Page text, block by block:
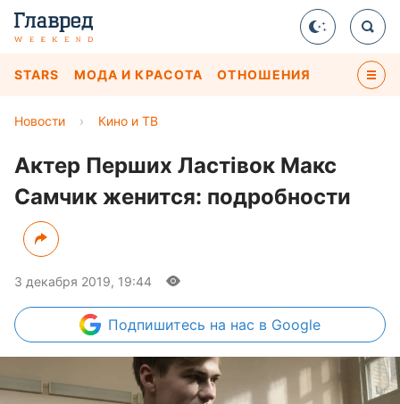
STARS МОДА И КРАСОТА ОТНОШЕНИЯ
Новости › Кино и ТВ
Актер Перших Ластівок Макс
Самчик женится: подробности
3 декабря 2019, 19:44
Подпишитесь на нас в Google